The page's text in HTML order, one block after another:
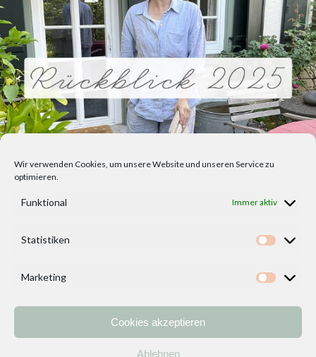
Wir verwenden Cookies, um unsere Website und unseren Service zu
optimieren.
Funktional Immer aktiv
Statistiken
Marketing
Cookies akzeptieren
Ablehnen
Kontakt